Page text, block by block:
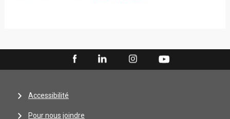
Accessibilité
Pour nous joindre